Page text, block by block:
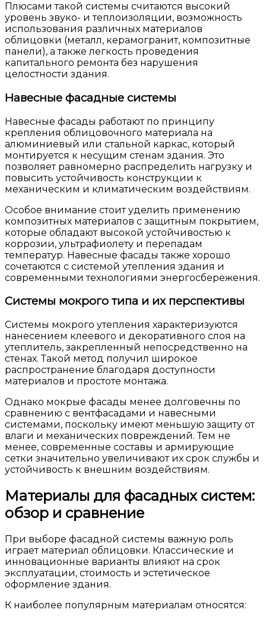
Плюсами такой системы считаются высокий
уровень звуко- и теплоизоляции, возможность
использования различных материалов
облицовки (металл, керамогранит, композитные
панели), а также легкость проведения
капитального ремонта без нарушения
целостности здания.
Навесные фасадные системы
Навесные фасады работают по принципу
крепления облицовочного материала на
алюминиевый или стальной каркас, который
монтируется к несущим стенам здания. Это
позволяет равномерно распределить нагрузку и
повысить устойчивость конструкции к
механическим и климатическим воздействиям.
Особое внимание стоит уделить применению
композитных материалов с защитным покрытием,
которые обладают высокой устойчивостью к
коррозии, ультрафиолету и перепадам
температур. Навесные фасады также хорошо
сочетаются с системой утепления здания и
современными технологиями энергосбережения.
Системы мокрого типа и их перспективы
Системы мокрого утепления характеризуются
нанесением клеевого и декоративного слоя на
утеплитель, закрепленный непосредственно на
стенах. Такой метод получил широкое
распространение благодаря доступности
материалов и простоте монтажа.
Однако мокрые фасады менее долговечны по
сравнению с вентфасадами и навесными
системами, поскольку имеют меньшую защиту от
влаги и механических повреждений. Тем не
менее, современные составы и армирующие
сетки значительно увеличивают их срок службы и
устойчивость к внешним воздействиям.
Материалы для фасадных систем:
обзор и сравнение
При выборе фасадной системы важную роль
играет материал облицовки. Классические и
инновационные варианты влияют на срок
эксплуатации, стоимость и эстетическое
оформление здания.
К наиболее популярным материалам относятся: